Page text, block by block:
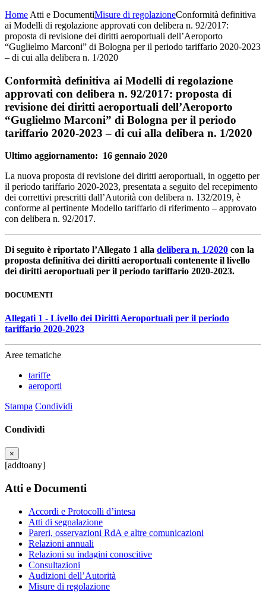
Home Atti e DocumentiMisure di regolazioneConformità definitiva
ai Modelli di regolazione approvati con delibera n. 92/2017:
proposta di revisione dei diritti aeroportuali dell’Aeroporto
“Guglielmo Marconi” di Bologna per il periodo tariffario 2020-2023
– di cui alla delibera n. 1/2020
Conformità definitiva ai Modelli di regolazione
approvati con delibera n. 92/2017: proposta di
revisione dei diritti aeroportuali dell’Aeroporto
“Guglielmo Marconi” di Bologna per il periodo
tariffario 2020-2023 – di cui alla delibera n. 1/2020
Ultimo aggiornamento: 16 gennaio 2020
La nuova proposta di revisione dei diritti aeroportuali, in oggetto per
il periodo tariffario 2020-2023, presentata a seguito del recepimento
dei correttivi prescritti dall’Autorità con delibera n. 132/2019, è
conforme al pertinente Modello tariffario di riferimento – approvato
con delibera n. 92/2017.
Di seguito è riportato l’Allegato 1 alla delibera n. 1/2020 con la
proposta definitiva dei diritti aeroportuali contenente il livello
dei diritti aeroportuali per il periodo tariffario 2020-2023.
DOCUMENTI
Allegati 1 - Livello dei Diritti Aeroportuali per il periodo
tariffario 2020-2023
Aree tematiche
tariffe
aeroporti
Stampa Condividi
Condividi
×
[addtoany]
Atti e Documenti
Accordi e Protocolli d’intesa
Atti di segnalazione
Pareri, osservazioni RdA e altre comunicazioni
Relazioni annuali
Relazioni su indagini conoscitive
Consultazioni
Audizioni dell’Autorità
Misure di regolazione